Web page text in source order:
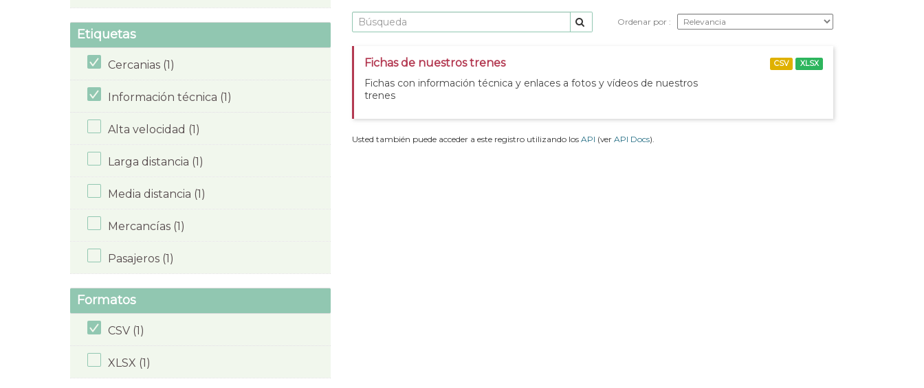
Etiquetas
Cercanias (1)
Información técnica (1)
Alta velocidad (1)
Larga distancia (1)
Media distancia (1)
Mercancías (1)
Pasajeros (1)
Formatos
CSV (1)
XLSX (1)
Ordenar por
Fichas de nuestros trenes
Fichas con información técnica y enlaces a fotos y vídeos de nuestros
trenes
CSV XLSX
Usted también puede acceder a este registro utilizando los API (ver API Docs).